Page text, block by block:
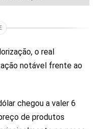
o real
notável frente ao
chegou a valer 6
de produtos